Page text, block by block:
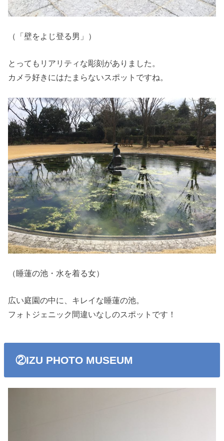
（「壁をよじ登る男」）
とってもリアリティな彫刻がありました。
カメラ好きにはたまらないスポットですね。
（睡蓮の池・水を着る女）
広い庭園の中に、キレイな睡蓮の池。
フォトジェニック間違いなしのスポットです！
②IZU PHOTO MUSEUM